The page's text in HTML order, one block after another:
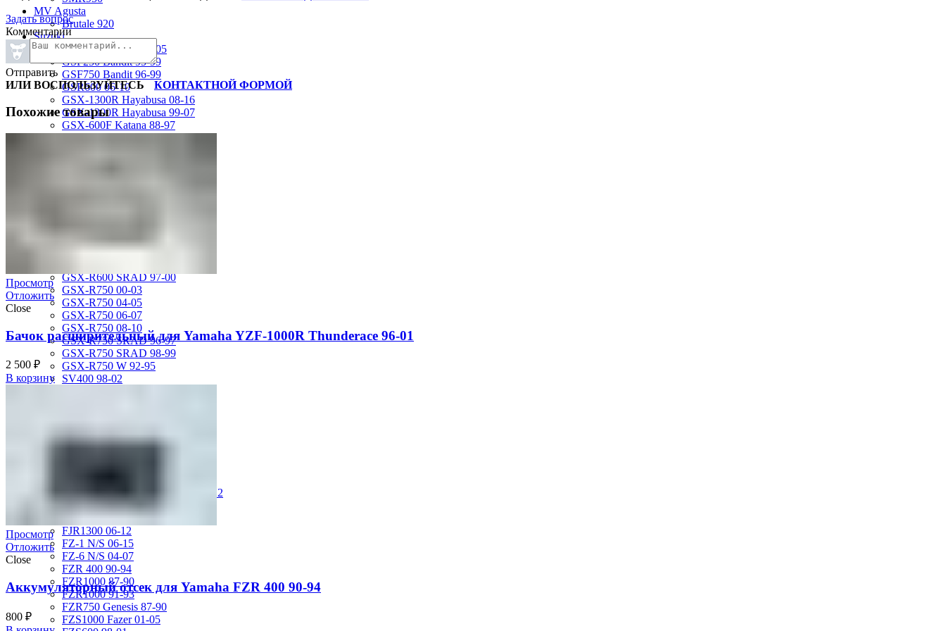
MV Agusta
Brutale 920
Suzuki
GSF1200 Bandit 01-05
GSF250 Bandit 95-99
GSF750 Bandit 96-99
GSR600 06-10
GSX-1300R Hayabusa 08-16
GSX-1300R Hayabusa 99-07
GSX-600F Katana 88-97
GSX-R600 06-07
GSX-R600 SRAD 97-00
GSX-R750 00-03
GSX-R750 04-05
GSX-R750 06-07
GSX-R750 08-10
GSX-R750 SRAD 96-97
GSX-R750 SRAD 98-99
GSX-R750 W 92-95
SV400 98-02
VS400 Intruder 94-96
VZR1800 Boulevard M109R 06-12
Yamaha
FJ1200 91-93
FJR1300 06-12
FZ-1 N/S 06-15
FZ-6 N/S 04-07
FZR 400 90-94
FZR1000 87-90
FZR1000 91-93
FZR750 Genesis 87-90
FZS1000 Fazer 01-05
Задать вопрос
Комментарии
Отправить
ИЛИ ВОСПОЛЬЗУЙТЕСЬ
КОНТАКТНОЙ ФОРМОЙ
Похожие товары
Просмотр
Отложить
Close
Бачок расширительный для Yamaha YZF-1000R Thunderace 96-01
2 500 ₽
В корзину
Просмотр
Отложить
Close
Аккумуляторный отсек для Yamaha FZR 400 90-94
800 ₽